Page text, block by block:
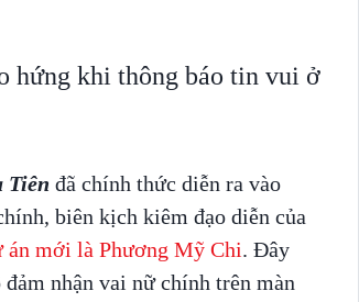
hứng khi thông báo tin vui ở
Tiên đã chính thức diễn ra vào
biên kịch kiêm đạo diễn của
án mới là Phương Mỹ Chi. Đây
nhận vai nữ chính trên màn